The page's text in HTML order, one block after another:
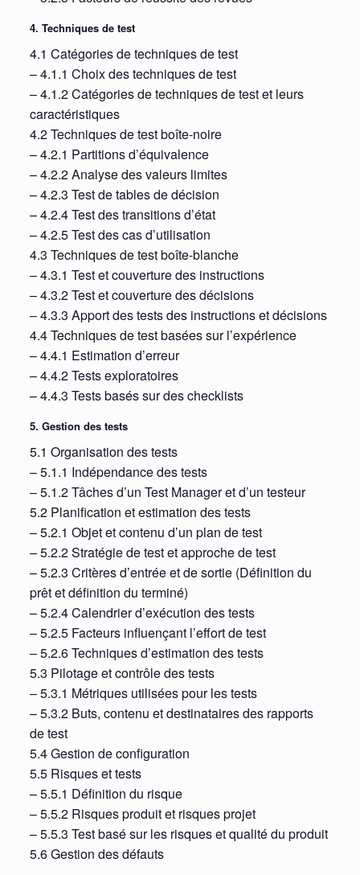
4. Techniques de test
4.1 Catégories de techniques de test
– 4.1.1 Choix des techniques de test
– 4.1.2 Catégories de techniques de test et leurs
caractéristiques
4.2 Techniques de test boîte-noire
– 4.2.1 Partitions d’équivalence
– 4.2.2 Analyse des valeurs limites
– 4.2.3 Test de tables de décision
– 4.2.4 Test des transitions d’état
– 4.2.5 Test des cas d’utilisation
4.3 Techniques de test boîte-blanche
– 4.3.1 Test et couverture des instructions
– 4.3.2 Test et couverture des décisions
– 4.3.3 Apport des tests des instructions et décisions
4.4 Techniques de test basées sur l’expérience
– 4.4.1 Estimation d’erreur
– 4.4.2 Tests exploratoires
– 4.4.3 Tests basés sur des checklists
5. Gestion des tests
5.1 Organisation des tests
– 5.1.1 Indépendance des tests
– 5.1.2 Tâches d’un Test Manager et d’un testeur
5.2 Planification et estimation des tests
– 5.2.1 Objet et contenu d’un plan de test
– 5.2.2 Stratégie de test et approche de test
– 5.2.3 Critères d’entrée et de sortie (Définition du
prêt et définition du terminé)
– 5.2.4 Calendrier d’exécution des tests
– 5.2.5 Facteurs influençant l’effort de test
– 5.2.6 Techniques d’estimation des tests
5.3 Pilotage et contrôle des tests
– 5.3.1 Métriques utilisées pour les tests
– 5.3.2 Buts, contenu et destinataires des rapports
de test
5.4 Gestion de configuration
5.5 Risques et tests
– 5.5.1 Définition du risque
– 5.5.2 Risques produit et risques projet
– 5.5.3 Test basé sur les risques et qualité du produit
5.6 Gestion des défauts